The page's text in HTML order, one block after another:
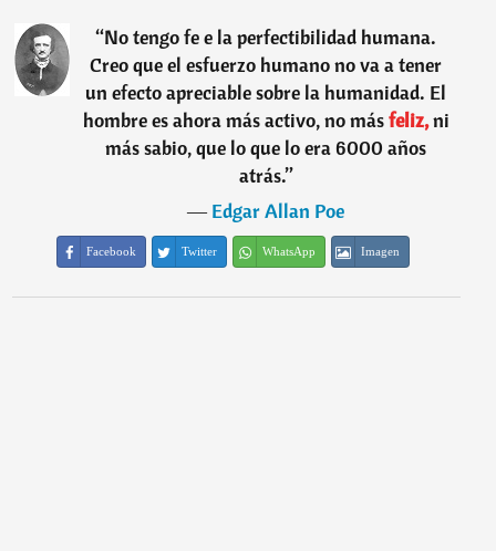
“No tengo fe e la perfectibilidad humana.
Creo que el esfuerzo humano no va a tener
un efecto apreciable sobre la humanidad. El
hombre es ahora más activo, no másfeliz,ni
más sabio, que lo que lo era 6000 años
atrás.”
―Edgar Allan Poe
Facebook Twitter WhatsApp Imagen